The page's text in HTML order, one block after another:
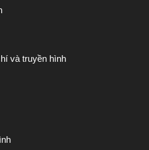
và truyền hình